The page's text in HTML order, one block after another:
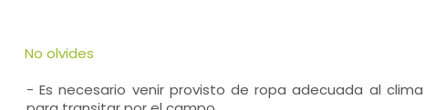
No olvides
- Es necesario venir provisto de ropa adecuada al